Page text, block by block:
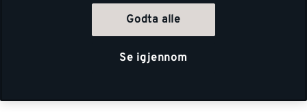
Godta alle
Se igjennom